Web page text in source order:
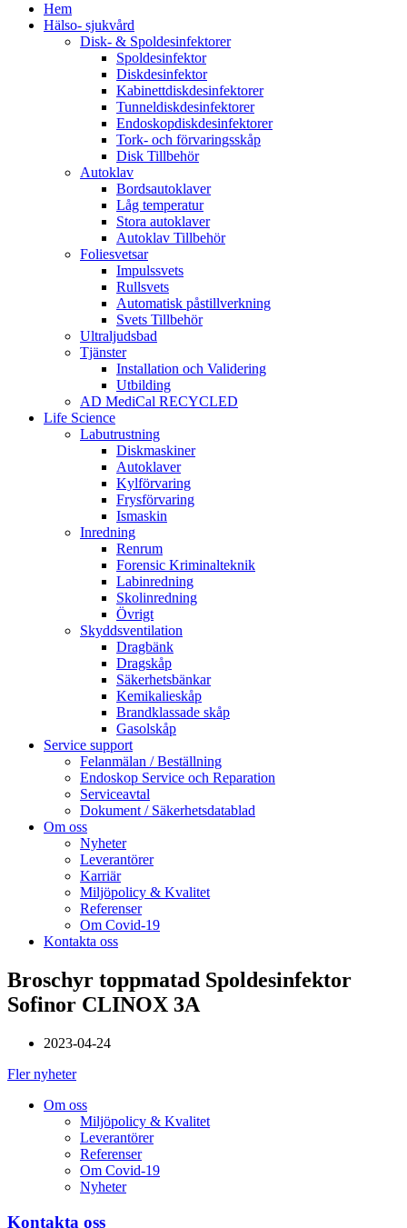
Hem
Hälso- sjukvård
Disk- & Spoldesinfektorer
Spoldesinfektor
Diskdesinfektor
Kabinettdiskdesinfektorer
Tunneldiskdesinfektorer
Endoskopdiskdesinfektorer
Tork- och förvaringsskåp
Disk Tillbehör
Autoklav
Bordsautoklaver
Låg temperatur
Stora autoklaver
Autoklav Tillbehör
Foliesvetsar
Impulssvets
Rullsvets
Automatisk påstillverkning
Svets Tillbehör
Ultraljudsbad
Tjänster
Installation och Validering
Utbilding
AD MediCal RECYCLED
Life Science
Labutrustning
Diskmaskiner
Autoklaver
Kylförvaring
Frysförvaring
Ismaskin
Inredning
Renrum
Forensic Kriminalteknik
Labinredning
Skolinredning
Övrigt
Skyddsventilation
Dragbänk
Dragskåp
Säkerhetsbänkar
Kemikalieskåp
Brandklassade skåp
Gasolskåp
Service support
Felanmälan / Beställning
Endoskop Service och Reparation
Serviceavtal
Dokument / Säkerhetsdatablad
Om oss
Nyheter
Leverantörer
Karriär
Miljöpolicy & Kvalitet
Referenser
Om Covid-19
Kontakta oss
Broschyr toppmatad Spoldesinfektor
Sofinor CLINOX 3A
2023-04-24
Fler nyheter
Om oss
Miljöpolicy & Kvalitet
Leverantörer
Referenser
Om Covid-19
Nyheter
Kontakta oss